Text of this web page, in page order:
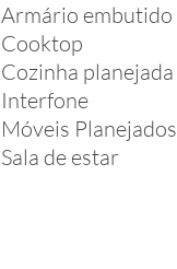
Armário embutido
Cooktop
Cozinha planejada
Interfone
Móveis Planejados
Sala de estar